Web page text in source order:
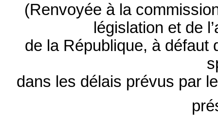
(Renvoyée à la
législation et de
de la République, à défaut
dans les délais prévus par